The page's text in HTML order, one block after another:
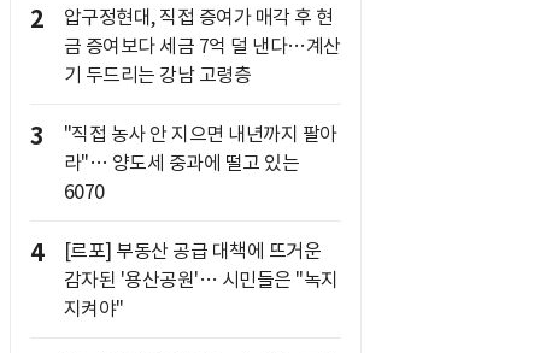
2
압구정현대, 직접 증여가 매각 후 현
금 증여보다 세금 7억 덜 낸다…계산
기 두드리는 강남 고령층
3
"직접 농사 안 지으면 내년까지 팔아
라"… 양도세 중과에 떨고 있는
6070
4
[르포] 부동산 공급 대책에 뜨거운
감자된 '용산공원'… 시민들은 "녹지
지켜야"